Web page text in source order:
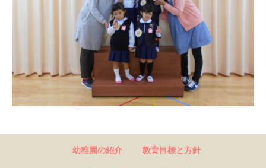
幼稚園の紹介 教育目標と方針